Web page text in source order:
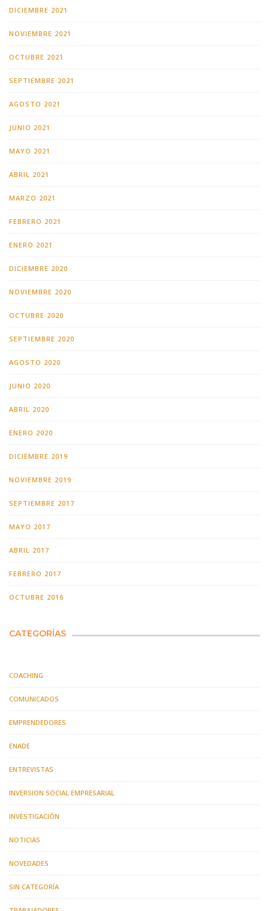
DICIEMBRE 2021
NOVIEMBRE 2021
OCTUBRE 2021
SEPTIEMBRE 2021
AGOSTO 2021
JUNIO 2021
MAYO 2021
ABRIL 2021
MARZO 2021
FEBRERO 2021
ENERO 2021
DICIEMBRE 2020
NOVIEMBRE 2020
OCTUBRE 2020
SEPTIEMBRE 2020
AGOSTO 2020
JUNIO 2020
ABRIL 2020
ENERO 2020
DICIEMBRE 2019
NOVIEMBRE 2019
SEPTIEMBRE 2017
MAYO 2017
ABRIL 2017
FEBRERO 2017
OCTUBRE 2016
CATEGORÍAS
COACHING
COMUNICADOS
EMPRENDEDORES
ENADE
ENTREVISTAS
INVERSION SOCIAL EMPRESARIAL
INVESTIGACIÓN
NOTICIAS
NOVEDADES
SIN CATEGORÍA